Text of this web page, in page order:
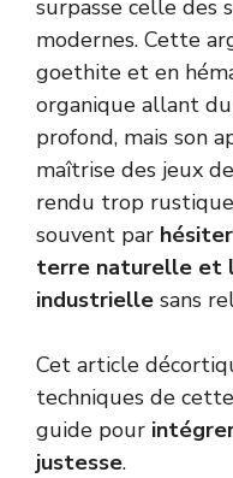
surpasse celle des
modernes. Cette
goethite et en
organique allant
profond, mais son
maîtrise des jeux
rendu trop
souvent par
terre naturelle et
industrielle sans
Cet article
techniques de
guide pour
justesse.